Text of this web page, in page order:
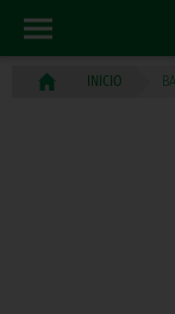
INICIO